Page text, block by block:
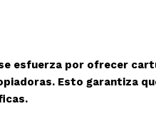
esfuerza por ofrecer
Esto garantiza